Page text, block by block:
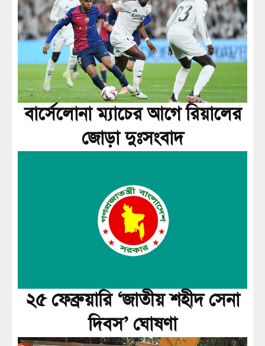
বার্সেলোনা ম্যাচের আগে রিয়ালের
জোড়া দুঃসংবাদ
২৫ ফেব্রুয়ারি ‘জাতীয় শহীদ সেনা
দিবস’ ঘোষণা